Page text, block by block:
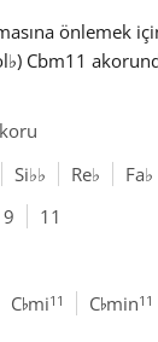
önlemek
♭) Cbm11
Si♭♭ Re♭ Fa♭
9 11
C♭mi11 C♭min11